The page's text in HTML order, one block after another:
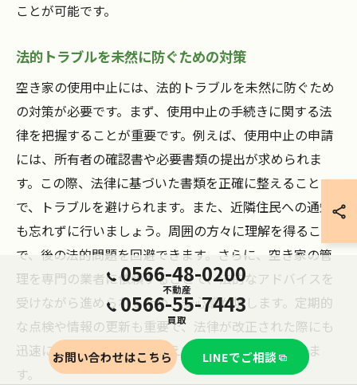
ことが可能です。
法的トラブルを未然に防ぐための対策
空き家の使用中止には、法的トラブルを未然に防ぐため
の対策が必要です。まず、使用中止の手続きに関する法
律を把握することが重要です。例えば、使用中止の申請
には、所有者の確認書や必要書類の提出が求められま
す。この際、法律に基づいた書類を正確に整えること
で、トラブルを避けられます。また、近隣住民への通知
も忘れずに行いましょう。周囲の方々に理解を得ること
で、後の法的問題を回避できます。さらに、空き家の管
理を専門の業者に依頼することで、法的なアドバイスを
受けながら進められるため、安心感が増します。定期的
な点検や情報の更新も重要で、法律が改正された際にも
迅速に対応できる体制を整えておくことが求められま
す。
0566-48-0200
不動産
0566-55-7443
買取
お問い合わせはこちら LINEでご相談